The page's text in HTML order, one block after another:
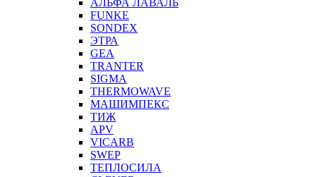
АЛЬФА ЛАВАЛЬ
FUNKE
SONDEX
ЭТРА
GEA
TRANTER
SIGMA
THERMOWAVE
МАШИМПЕКС
ТИЖ
APV
VICARB
SWEP
ТЕПЛОСИЛА